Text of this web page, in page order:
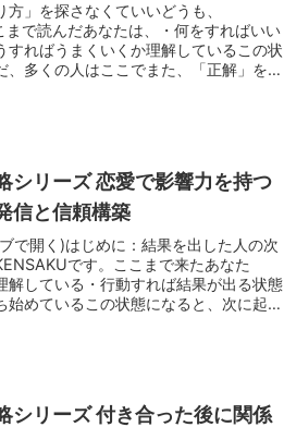
」を探さなくていいどうも、
まで読んだあなたは、・何をすればいい
すればうまくいくか理解しているこの状
、多くの人はここでまた、「正解」を探
シリーズ 恋愛で影響力を持つ
信と信頼構築
で開く)はじめに：結果を出した人の次
です。ここまで来たあなた
解している・行動すれば結果が出る状態
始めているこの状態になると、次に起き
シリーズ 付き合った後に関係